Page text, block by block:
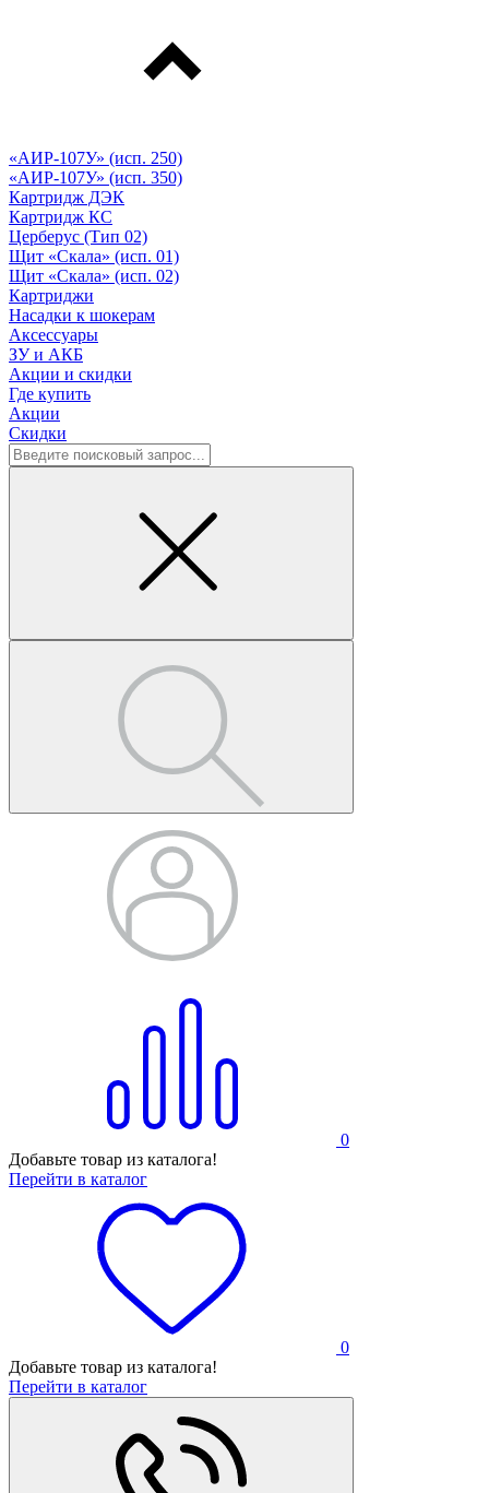
«АИР-107У» (исп. 250)
«АИР-107У» (исп. 350)
Картридж ДЭК
Картридж КС
Церберус (Тип 02)
Щит «Скала» (исп. 01)
Щит «Скала» (исп. 02)
Картриджи
Насадки к шокерам
Аксессуары
ЗУ и АКБ
Акции и скидки
Где купить
Акции
Скидки
0
Добавьте товар из каталога!
Перейти в каталог
0
Добавьте товар из каталога!
Перейти в каталог